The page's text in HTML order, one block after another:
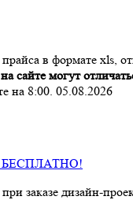
в формате xls,
сайте могут
на 8:00. 05.08.2026
заказе